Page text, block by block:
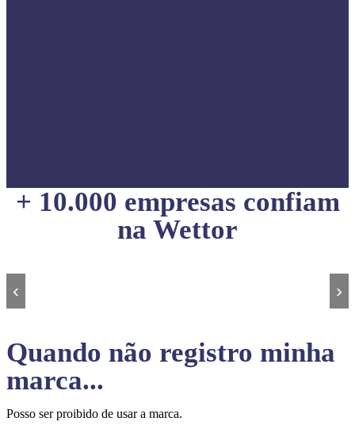
+ 10.000 empresas confiam
na Wettor
‹ ›
Quando não registro minha
marca...
Posso ser proibido de usar a marca.